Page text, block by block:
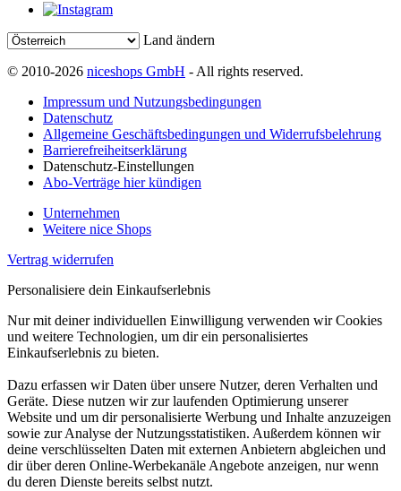
Land ändern
© 2010-2026 niceshops GmbH - All rights reserved.
Impressum und Nutzungsbedingungen
Datenschutz
Allgemeine Geschäftsbedingungen und Widerrufsbelehrung
Barrierefreiheitserklärung
Datenschutz-Einstellungen
Abo-Verträge hier kündigen
Unternehmen
Weitere nice Shops
Vertrag widerrufen
Personalisiere dein Einkaufserlebnis
Nur mit deiner individuellen Einwilligung verwenden wir Cookies
und weitere Technologien, um dir ein personalisiertes
Einkaufserlebnis zu bieten.
Dazu erfassen wir Daten über unsere Nutzer, deren Verhalten und
Geräte. Diese nutzen wir zur laufenden Optimierung unserer
Website und um dir personalisierte Werbung und Inhalte anzuzeigen
sowie zur Analyse der Nutzungsstatistiken. Außerdem können wir
deine verschlüsselten Daten mit externen Anbietern abgleichen und
dir über deren Online-Werbekanäle Angebote anzeigen, nur wenn
du deren Dienste bereits selbst nutzt.